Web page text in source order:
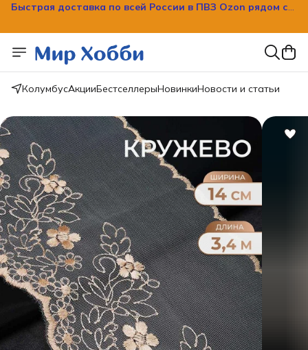
КолумбусАкцииБестселлерыНовинкиНовости и статьи